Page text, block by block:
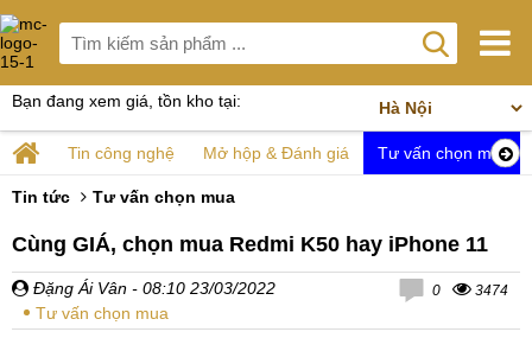
Bạn đang xem giá, tồn kho tại:
Tin công nghệ Mở hộp & Đánh giá Tư vấn chọn mua
Tin tức Tư vấn chọn mua
Cùng GIÁ, chọn mua Redmi K50 hay iPhone 11
Đặng Ái Vân - 08:10 23/03/2022
Tư vấn chọn mua
0 3474